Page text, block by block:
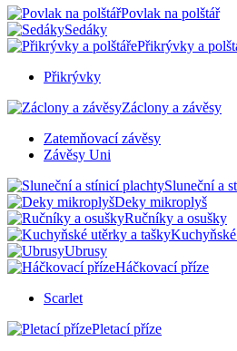
Povlak na polštář
Sedáky
Přikrývky a
Přikrývky
Záclony a závěsy
Zatemňovací závěsy
Závěsy Uni
Sluneční a
Deky mikroplyš
Ručníky a osušky
Ubrusy
Háčkovací příze
Scarlet
Pletací příze